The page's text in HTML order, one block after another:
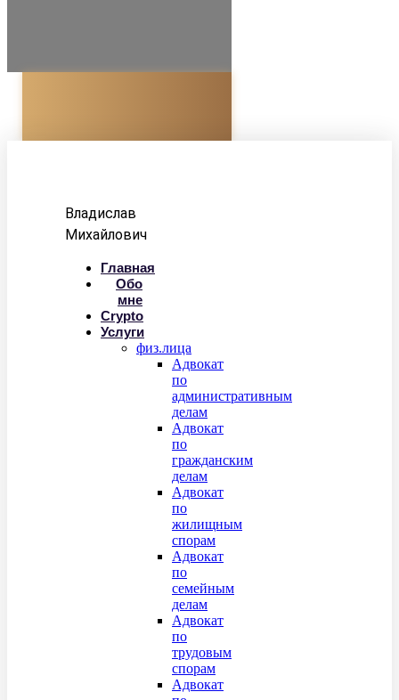
Владислав
Михайлович
Главная
Обо
мне
Crypto
Услуги
физ.лица
Адвокат
по
административным
делам
Адвокат
по
гражданским
делам
Адвокат
по
жилищным
спорам
Адвокат
по
семейным
делам
Адвокат
по
трудовым
спорам
Адвокат